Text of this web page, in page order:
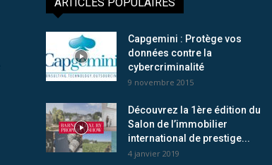
Capgemini : Protège vos
données contre la
cybercriminalité
9 novembre 2015
Découvrez la 1ère édition du
Salon de l’immobilier
international de prestige...
4 janvier 2019